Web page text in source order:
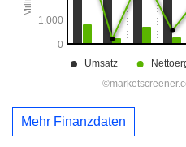
Mehr Finanzdaten